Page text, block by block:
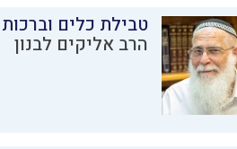
טבילת כלים וברכות
הרב אליקים לבנון